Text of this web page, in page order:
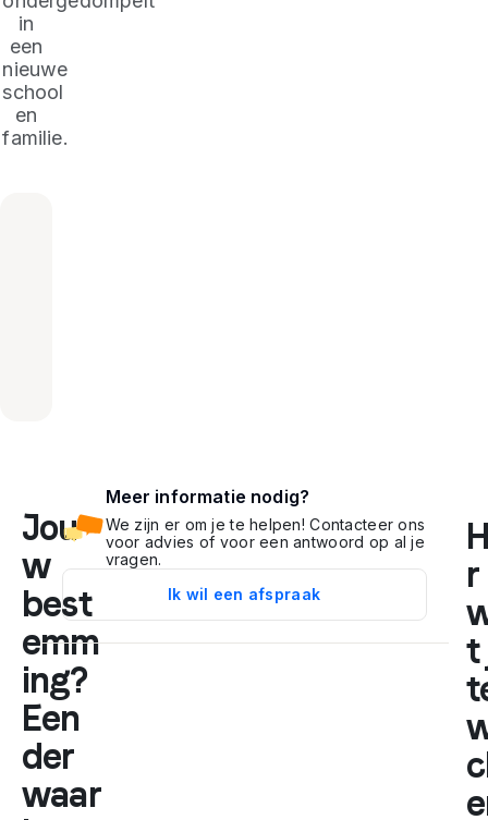
in
een
nieuwe
school
en
familie.
Jou
w
best
emm
ing?
Een
der
waar
Meer informatie nodig?
We zijn er om je te helpen! Contacteer ons
voor advies of voor een antwoord op al je
vragen.
Ik wil een afspraak
r
t